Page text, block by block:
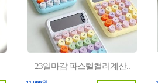
23일마감 파스텔컬러계산..